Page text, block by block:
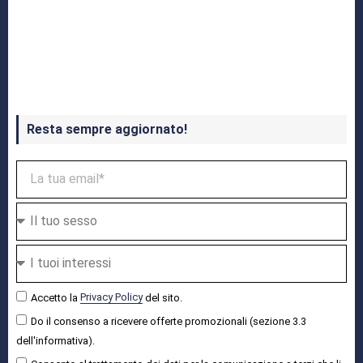
Resta sempre aggiornato!
Accetto la Privacy Policydel sito.
Do il consenso a ricevere offerte promozionali (sezione 3.3
dell'informativa).